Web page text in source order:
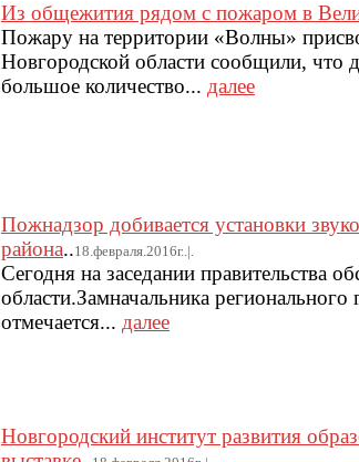
Из общежития рядом с пожаром в
Пожару на территории «Волны»
Новгородской области сообщили, что
большое количество... далее
Пожнадзор добивается установки
района..18.февраля.2016г..|.
Сегодня на заседании правительства
области.Замначальника
отмечается... далее
Новгородский институт развития